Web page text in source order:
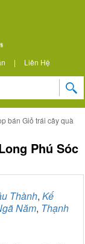
| Liên Hệ
bán Giỏ trái cây quà
Phú Sóc
Thành, Kế
Năm, Thạnh